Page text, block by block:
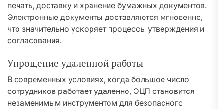
печать, доставку и хранение бумажных документов.
Электронные документы доставляются мгновенно,
что значительно ускоряет процессы утверждения и
согласования.
Упрощение удаленной работы
В современных условиях, когда большое число
сотрудников работает удаленно, ЭЦП становится
незаменимым инструментом для безопасного